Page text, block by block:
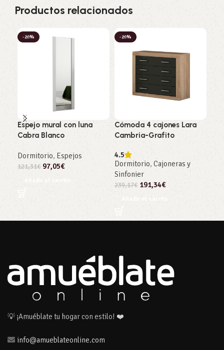
Productos relacionados
-20%
Espejo mural con luna
Cabra Blanco
Dormitorio, Espejos
121,31€ 97,05€
Añadir al carrito
-20%
Cómoda 4 cajones Lara
Cambria-Grafito
4.5
Dormitorio, Cajoneras y
Sinfonier
239,17€ 191,34€
Añadir al carrito
-
💡 ¡Amuéblate tu hogar con estilo! ❤️
info@amueblateonline.com